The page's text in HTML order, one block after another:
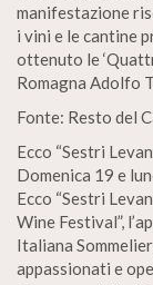
manifestazione
i vini e le cantine
ottenuto le
Romagna Adolfo
Fonte: Resto del
Ecco “Sestri
Domenica 19 e
Ecco “Sestri
Wine Festival”,
Italiana
appassionati e